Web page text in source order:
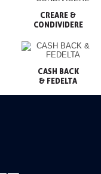
CREARE &
CONDIVIDERE
CASH BACK
& FEDELTA